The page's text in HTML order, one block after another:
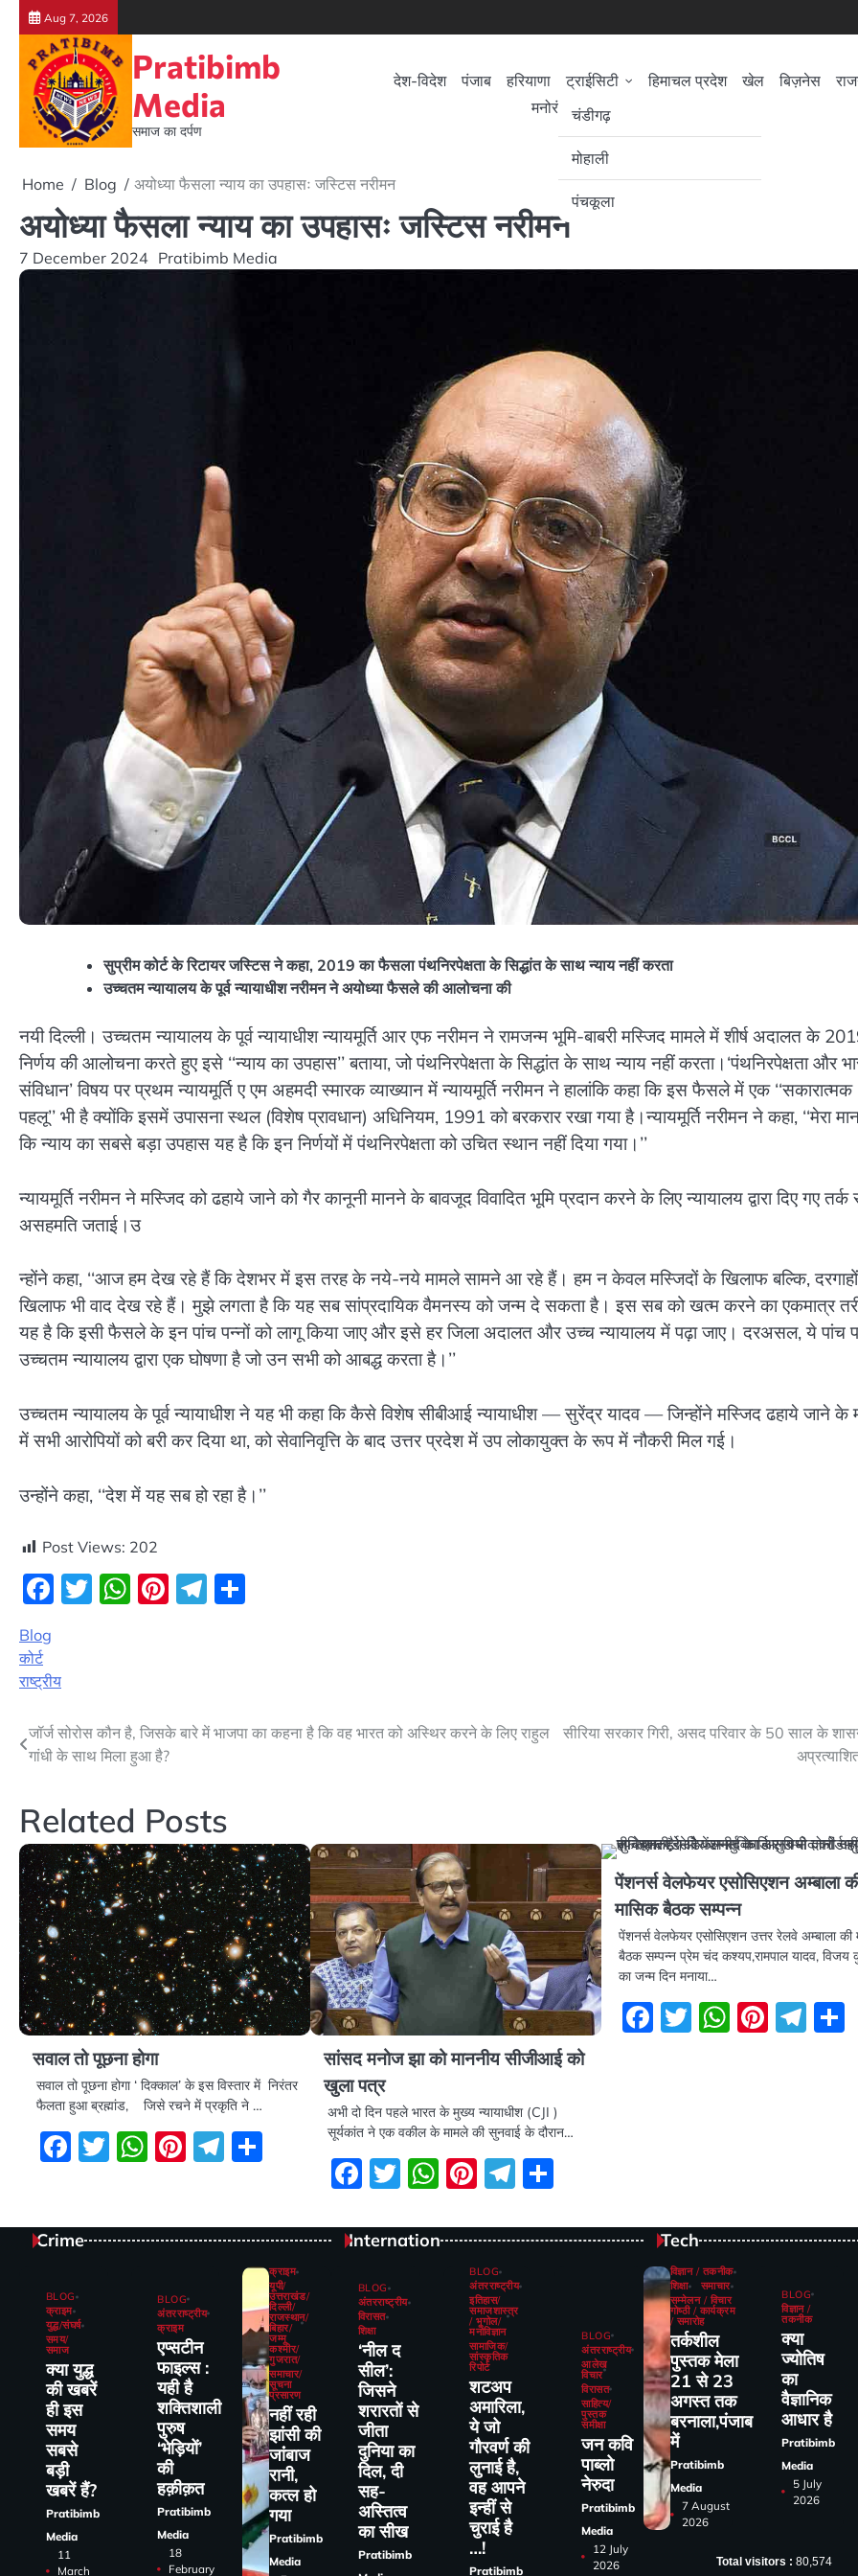
Skip
content
Aug 7, 2026
Pratibimb
Media
समाज का दर्पण
देश-विदेश पंजाब हरियाणा
ट्राईसिटी
चंडीगढ़
मोहाली
पंचकूला
हिमाचल प्रदेश खेल बिज़नेस
मनोरंजन/सिनेमा
Home Blog अयोध्या फैसला न्याय का उपहासः जस्टिस नरीमन
अयोध्या फैसला न्याय का उपहासः जस्टिस नरीमन
7 December 2024 Pratibimb Media
सुप्रीम कोर्ट के रिटायर जस्टिस ने कहा, 2019 का फैसला पंथनिरपेक्षता के सिद्धांत के साथ न्याय नहीं करता
उच्चतम न्यायालय के पूर्व न्यायाधीश नरीमन ने अयोध्या फैसले की आलोचना की
नयी दिल्ली। उच्चतम न्यायालय के पूर्व न्यायाधीश न्यायमूर्ति आर एफ नरीमन ने रामजन्म भूमि-बाबरी मस्जिद मामले में शीर्ष अदालत के
निर्णय की आलोचना करते हुए इसे ‘‘न्याय का उपहास’’ बताया, जो पंथनिरपेक्षता के सिद्धांत के साथ न्याय नहीं करता।‘पंथनिरपेक्षता और
संविधान’ विषय पर प्रथम न्यायमूर्ति ए एम अहमदी स्मारक व्याख्यान में न्यायमूर्ति नरीमन ने हालांकि कहा कि इस फैसले में एक ‘‘सकारात्मक
पहलू’’ भी है क्योंकि इसमें उपासना स्थल (विशेष प्रावधान) अधिनियम, 1991 को बरकरार रखा गया है।न्यायमूर्ति नरीमन ने कहा, ‘‘मेरा
कि न्याय का सबसे बड़ा उपहास यह है कि इन निर्णयों में पंथनिरपेक्षता को उचित स्थान नहीं दिया गया।’’
न्यायमूर्ति नरीमन ने मस्जिद को ढहाये जाने को गैर कानूनी मानने के बावजूद विवादित भूमि प्रदान करने के लिए न्यायालय द्वारा दिए गए तर्क
असहमति जताई।उ
न्होंने कहा, ‘‘आज हम देख रहे हैं कि देशभर में इस तरह के नये-नये मामले सामने आ रहे हैं। हम न केवल मस्जिदों के खिलाफ बल्कि,
खिलाफ भी वाद देख रहे हैं। मुझे लगता है कि यह सब सांप्रदायिक वैमनस्य को जन्म दे सकता है। इस सब को खत्म करने का एकमात्र
यह है कि इसी फैसले के इन पांच पन्नों को लागू किया जाए और इसे हर जिला अदालत और उच्च न्यायालय में पढ़ा जाए। दरअसल, ये पांच
उच्चतम न्यायालय द्वारा एक घोषणा है जो उन सभी को आबद्ध करता है।’’
उच्चतम न्यायालय के पूर्व न्यायाधीश ने यह भी कहा कि कैसे विशेष सीबीआई न्यायाधीश — सुरेंद्र यादव — जिन्होंने मस्जिद ढहाये जाने के
में सभी आरोपियों को बरी कर दिया था, को सेवानिवृत्ति के बाद उत्तर प्रदेश में उप लोकायुक्त के रूप में नौकरी मिल गई।
उन्होंने कहा, ‘‘देश में यह सब हो रहा है।’’
Post Views: 202
Facebook
Twitter
WhatsApp
Pinterest
Telegram
Blog
कोर्ट
राष्ट्रीय
Post
navigation
जॉर्ज सोरोस कौन है, जिसके बारे में भाजपा का कहना है कि वह भारत को अस्थिर करने के लिए राहुल
गांधी के साथ मिला हुआ है?
सीरिया सरकार गिरी, असद परिवार के 50 साल के
Related Posts
सवाल तो पूछना होगा
सवाल तो पूछना होगा ‘ दिक्काल’ के इस विस्तार में निरंतर
फैलता हुआ ब्रह्मांड, जिसे रचने में प्रकृति ने …
Facebook
Twitter
WhatsApp
Pinterest
Telegram
Share
सांसद मनोज झा को माननीय सीजीआई को
खुला पत्र
अभी दो दिन पहले भारत के मुख्य न्यायाधीश (CJI )
सूर्यकांत ने एक वकील के मामले की सुनवाई के दौरान…
Facebook
Twitter
WhatsApp
Pinterest
Telegram
पेंशनर्स वेलफेयर एसोसिएशन अम्बाला
मासिक बैठक सम्पन्न
पेंशनर्स वेलफेयर एसोसिएशन उत्तर रेलवे अम्बाला की
बैठक सम्पन्न प्रेम चंद कश्यप,रामपाल यादव, विजय
का जन्म दिन मनाया…
Facebook
Twitter
Crime
BLOG
क्राइम
युद्ध/संघर्ष
समय/
समाज
क्या युद्ध
की खबरें
ही इस
समय
सबसे
बड़ी
खबरें हैं?
Pratibimb
Media
11
March
BLOG
अंतरराष्ट्रीय
क्राइम
एप्सटीन
फाइल्स :
यही है
शक्तिशाली
पुरुष
‘भेड़ियों’
की
हक़ीक़त
Pratibimb
Media
18
February
क्राइम
यूपी/
उत्तराखंड/
दिल्ली/
राजस्थान/
बिहार/
जम्मू
कश्मीर/
गुजरात/
समाचार/
सूचना
प्रसारण
नहीं रही
झांसी की
जांंबाज
रानी,
कत्‍ल हो
गया
Pratibimb
Media
Internation
BLOG
अंतरराष्ट्रीय
विरासत
शिक्षा
‘नील द
सील’:
जिसने
शरारतों से
जीता
दुनिया का
दिल, दी
सह-
अस्तित्व
का सीख
Pratibimb
BLOG
अंतरराष्ट्रीय
इतिहास/
समाजशास्त्र
/ भूगोल/
मनोविज्ञान
सामाजिक/
सांस्कृतिक
रिपोर्ट
शटअप
अमारिला,
ये जो
गौरवर्ण की
लुनाई है,
वह आपने
इन्हीं से
चुराई है
…!
Pratibimb
BLOG
अंतरराष्ट्रीय
आलेख
विचार
विरासत
साहित्य/
पुस्तक
समीक्षा
जन कवि
पाब्लो
नेरुदा
Pratibimb
Media
12 July
2026
Tech
विज्ञान / तकनीक
शिक्षा
समाचार
सम्मेलन / विचार
गोष्ठी / कार्यक्रम
/ समारोह
तर्कशील
पुस्तक मेला
21 से 23
अगस्त तक
बरनाला,पंजाब
में
Pratibimb
Media
7 August
2026
BLOG
विज्ञान /
तकनीक
क्या
ज्योतिष
का
वैज्ञानिक
आधार है
Pratibimb
Media
5 July
2026
Total visitors : 80,574